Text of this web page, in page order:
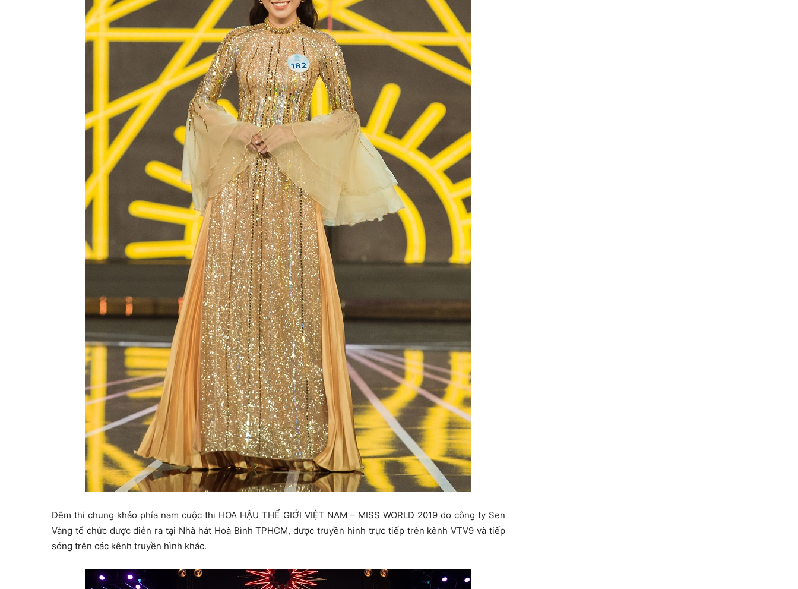
Đêm thi chung khảo phía nam cuộc thi HOA HẬU THẾ GIỚI VIỆT NAM – MISS WORLD 2019 do công ty Sen
Vàng tổ chức được diễn ra tại Nhà hát Hoà Bình TPHCM, được truyền hình trực tiếp trên kênh VTV9 và tiếp
sóng trên các kênh truyền hình khác.